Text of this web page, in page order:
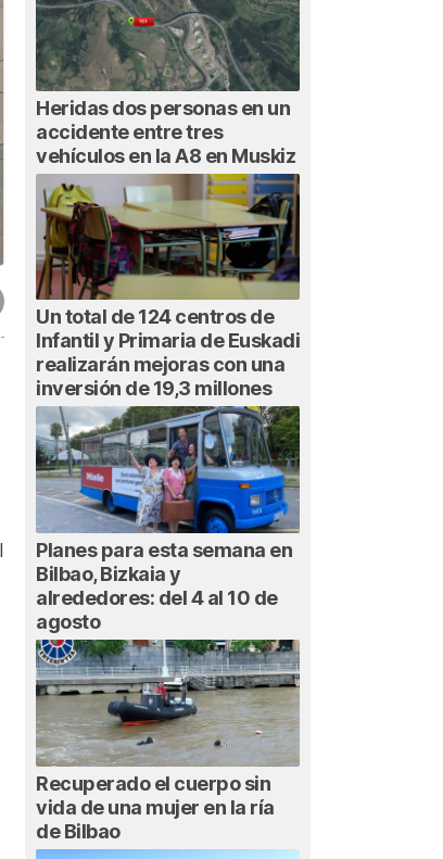
Heridas dos personas en un
accidente entre tres
vehículos en la A8 en Muskiz
Un total de 124 centros de
Infantil y Primaria de Euskadi
realizarán mejoras con una
inversión de 19,3 millones
Planes para esta semana en
Bilbao, Bizkaia y
alrededores: del 4 al 10 de
agosto
Recuperado el cuerpo sin
vida de una mujer en la ría
de Bilbao